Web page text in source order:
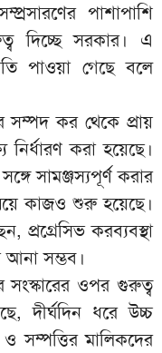
পাশাপাশি
দিচ্ছে সরকার। এ
পাওয়া গেছে বলে
সম্পদ কর থেকে প্রায়
করা হয়েছে।
সামঞ্জস্যপূর্ণ করার
কাজও শুরু হয়েছে।
প্রগ্রেসিভ করব্যবস্থা
আনা সম্ভব।
সংস্কারের ওপর গুরুত্ব
দীর্ঘদিন ধরে উচ্চ
সম্পত্তির মালিকদের